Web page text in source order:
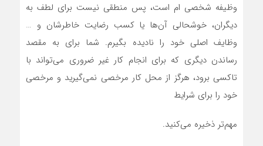
وظیفه شخصی ام است، پس منطقی نیست برای لطف به
دیگران، خوشحالی آن‌ها یا کسب رضایت خاطرشان و …
وظایف اصلی خود را نادیده بگیرم. شما برای به مقصد
رساندن دیگری که برای انجام کار غیر ضروری می‌تواند با
تاکسی برود، هرگز از محل کار مرخصی نمی‌گیرید و مرخصی
خود را برای شرایط
مهم‌تر ذخیره می‌کنید.